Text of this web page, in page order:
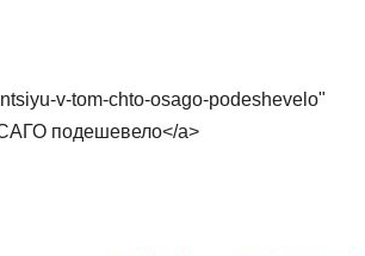
v-tom-chto-osago-podeshevelo"
подешевело</a>